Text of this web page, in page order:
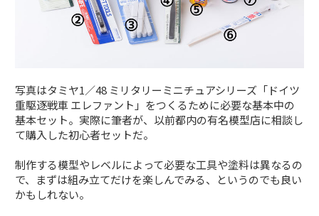
写真はタミヤ1／48 ミリタリーミニチュアシリーズ「ドイツ
重駆逐戦車 エレファント」をつくるために必要な基本中の
基本セット。実際に筆者が、以前都内の有名模型店に相談し
て購入した初心者セットだ。
制作する模型やレベルによって必要な工具や塗料は異なるの
で、まずは組み立てだけを楽しんでみる、というのでも良い
かもしれない。